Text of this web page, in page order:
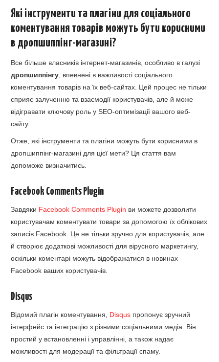
Які інструменти та плагіни для соціального
коментування товарів можуть бути корисними
в дропшиппінг-магазині?
Все більше власників інтернет-магазинів, особливо в галузі
дропшиппінгу , впевнені в важливості соціального
коментування товарів на їх веб-сайтах. Цей процес не тільки
сприяє залученню та взаємодії користувачів, але й може
відігравати ключову роль у SEO-оптимізації вашого веб-
сайту.
Отже, які інструменти та плагіни можуть бути корисними в
дропшиппінг-магазині для цієї мети? Ця стаття вам
допоможе визначитись.
Facebook Comments Plugin
Завдяки Facebook Comments Plugin ви можете дозволити
користувачам коментувати товари за допомогою їх облікових
записів Facebook. Це не тільки зручно для користувачів, але
й створює додаткові можливості для вірусного маркетингу,
оскільки коментарі можуть відображатися в новинах
Facebook ваших користувачів.
Disqus
Відомий плагін коментування, Disqus пропонує зручний
інтерфейс та інтеграцію з різними соціальними медіа. Він
простий у встановленні і управлінні, а також надає
можливості для модерації та фільтрації спаму.